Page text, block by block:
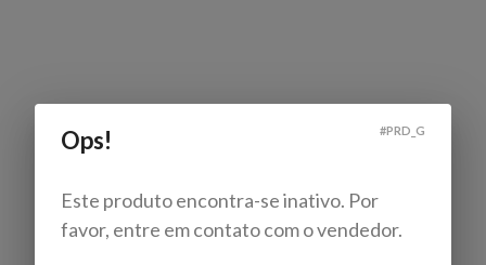
Ops! #PRD_G
Este produto encontra-se inativo. Por
favor, entre em contato com o vendedor.